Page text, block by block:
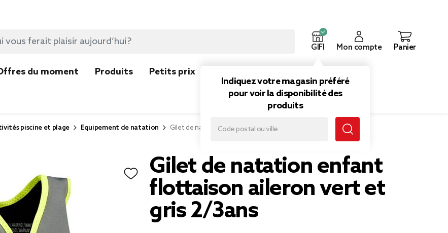
GIFI
Indiquez votre magasin préféré
pour voir la disponibilité des
produits
Mon compte Panier
du moment Produits Petits prix
piscine et plage Equipement de natation Gilet de natation enfant flottaison aileron vert et gris 2/3ans
Gilet de natation enfant
flottaison aileron vert et
gris 2/3ans